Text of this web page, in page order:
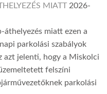
MIATT 2026-
áthelyezés miatt ezen a
parkolási szabályok
azt jelenti, hogy a Miskolci
felszíni
parkolási